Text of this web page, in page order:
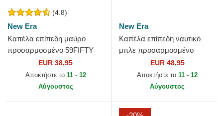
(4.8)
New Era
Καπέλα επίπεδη μαύρο
προσαρμοσμένο 59FIFTY
Essential από New York
Yankees MLB από New Era
EUR 38,95
Αποκτήστε το 11 - 12
Αύγουστος
New Era
Καπέλα επίπεδη ναυτικό
μπλε προσαρμοσμένο
59FIFTY Icon από New York
Yankees MLB από New Era
EUR 48,95
Αποκτήστε το 11 - 12
Αύγουστος